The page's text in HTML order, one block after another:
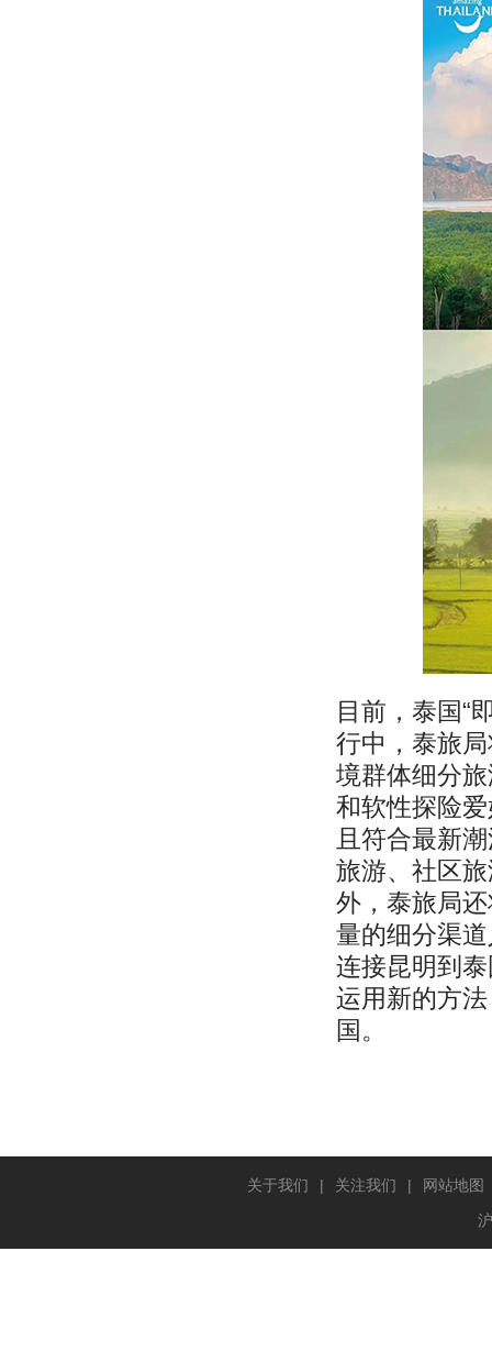
目前，泰国“
行中，泰旅
境群体细分
和软性探险
且符合最新
旅游、社区
外，泰旅局
量的细分渠
连接昆明到
运用新的方
国。
关于我们 | 关注我们 |
网站地图